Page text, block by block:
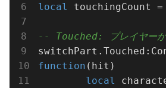
local
touchingCount =
-- Touched: プレイヤーが
function (hit)
local